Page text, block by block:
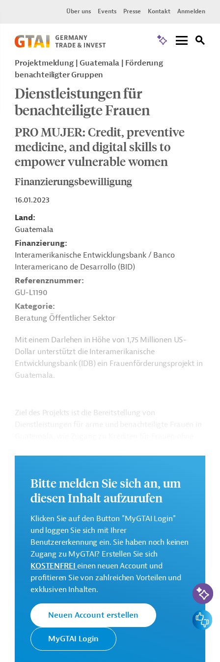
Über uns Events Presse Kontakt Anmelden
Projektmeldung Guatemala
Förderung
benachteiligter Gruppen
Dienstleistungen für
benachteiligte Frauen
PRO MUJER: Credit, preventive
medicine, and digital skills to
empower vulnerable women
Finanzierungsbewilligung
16.01.2023
Land
Guatemala
Finanzierung
Interamerikanische Entwicklungsbank / Banco
Interamericano de Desarrollo (BID)
Referenznummer
GU-L1190
Kategorie
Beratung Öffentlicher Sektor
Mit einem Darlehen in Höhe von 1,75 Millionen US-
Dollar unterstützt die Interamerikanische
Entwicklungsbank (IDB) ein Frauenförderungsprojekt in
Guatemala.
Ziel des Projekts ist die Bereitstellung von
Weitere Informationen zu dem geplanten
Entwicklungsprojekt finden Sie auf derWebseite der
.
Gesamtkosten:
3,54 Millionen US-Dollar
Geberbeitrag:
1,75 Millionen US-Dollar (Darlehen)
Kontaktadresse
Interamerikanische
Die IDB ist die wichtigste
multilaterale
Bitte melden Sie sich an, um
diesen Inhalt aufzurufen
Klicken Sie auf den Button "MyGTAI Login"
und loggen Sie sich mit Ihrer
Benutzererkennung ein. Sie haben noch keinen
Zugang zu MyGTAI? Erstellen Sie sich
KOSTENFREIeinen neuen Account und
profitieren Sie von zahlreichen Vorteilen und
exklusiven Inhalten.
Neuen Account erstellen
MyGTAI Login
KI-